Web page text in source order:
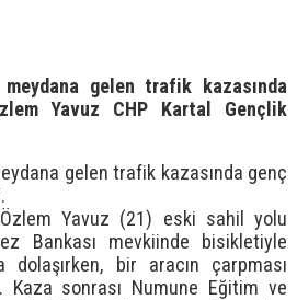
meydana gelen trafik kazasında
Yavuz CHP Kartal Gençlik
gelen trafik kazasında genç
Yavuz (21) eski sahil yolu
Bankası mevkiinde bisikletiyle
dolaşırken, bir aracın çarpması
Kaza sonrası Numune Eğitim ve